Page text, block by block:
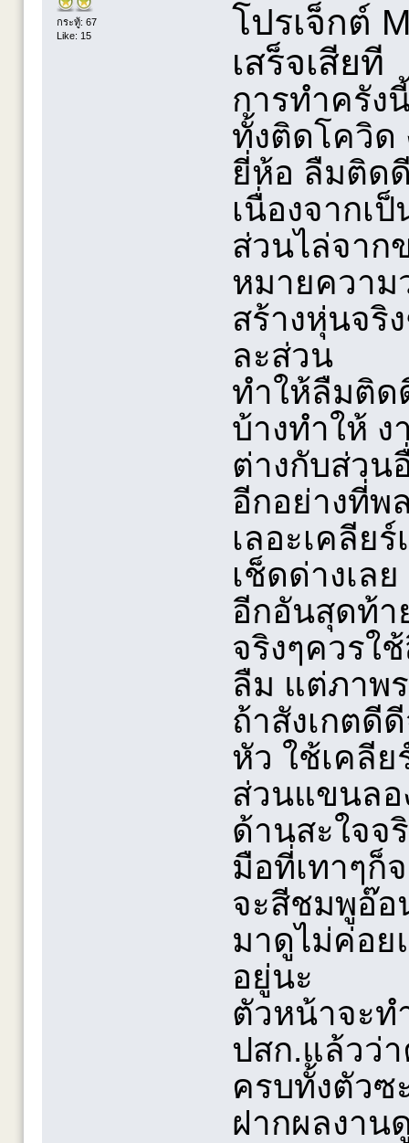
กระทู้: 67
Like: 15
โปรเจ็กต์
เสร็จเสียที
การทำครัง
ทั้งติดโควิด
ยี่ห้อ ลืมติด
เนื่องจากเ
ส่วนไล่จาก
หมายความ
สร้างหุ่นจริ
ละส่วน
ทำให้ลืมติด
บ้างทำให้
ต่างกับส่วน
อีกอย่างที่พ
เลอะเคลีย
เช็ดด่างเล
อีกอันสุดท้า
จริงๆควรใ
ลืม แต่ภาพ
ถ้าสังเกตดี
หัว ใช้เคลี
ส่วนแขนลอ
ด้านสะใจจ
มือที่เทาๆก็
จะสีชมพูอ๊อ
มาดูไม่ค่อย
อยู่นะ
ตัวหน้าจะท
ปสก.แล้วว่
ครบทั้งตัว
ฝากผลงาน